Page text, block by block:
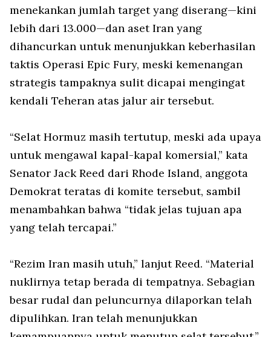
menekankan jumlah target yang diserang—kini
lebih dari 13.000—dan aset Iran yang
dihancurkan untuk menunjukkan keberhasilan
taktis Operasi Epic Fury, meski kemenangan
strategis tampaknya sulit dicapai mengingat
kendali Teheran atas jalur air tersebut.
“Selat Hormuz masih tertutup, meski ada upaya
untuk mengawal kapal-kapal komersial,” kata
Senator Jack Reed dari Rhode Island, anggota
Demokrat teratas di komite tersebut, sambil
menambahkan bahwa “tidak jelas tujuan apa
yang telah tercapai.”
“Rezim Iran masih utuh,” lanjut Reed. “Material
nuklirnya tetap berada di tempatnya. Sebagian
besar rudal dan peluncurnya dilaporkan telah
dipulihkan. Iran telah menunjukkan